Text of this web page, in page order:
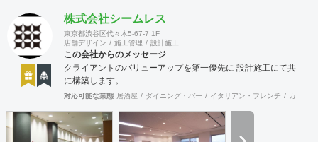
株式会社シームレス
東京都渋谷区代々木5-67-7 1F
店舗デザイン
施工管理 設計施工
この会社からのメッセージ
クライアントのバリューアップを第一優先に 設計施工にて共
に構築します。
対応可能な業態 居酒屋 ダイニング・バー イタリアン・フレンチ カフェ